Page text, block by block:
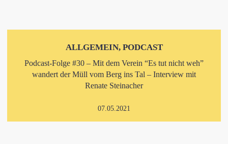
ALLGEMEIN, PODCAST
Podcast-Folge #30 – Mit dem Verein “Es tut nicht weh”
wandert der Müll vom Berg ins Tal – Interview mit
Renate Steinacher
07.05.2021